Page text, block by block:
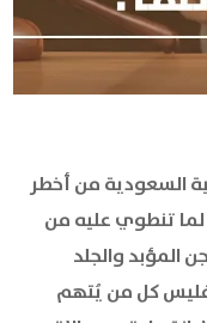
السعودية من أخطر
لما تنطوي عليه من
المؤبد والجلد
فليس كل من يُتهم